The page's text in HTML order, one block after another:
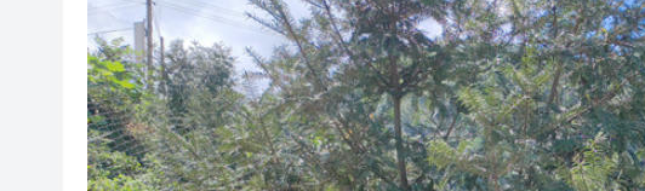
美股觀望非農數據 道指跌逾百點
有片丨孕婦羊水破裂即將臨盆 正遇晚高
東涌巴士撞電單車 巴士司機涉危駕被捕
有片丨清淡不等於吃素！ 清淡飲食正在